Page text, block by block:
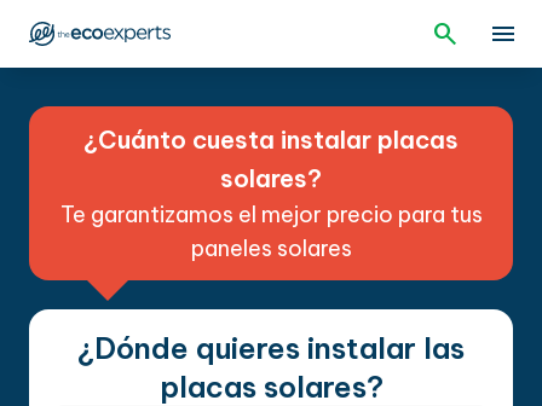
¿Cuánto cuesta instalar placas
solares?
Te garantizamos el mejor precio para tus
paneles solares
¿Dónde quieres instalar las
placas solares?